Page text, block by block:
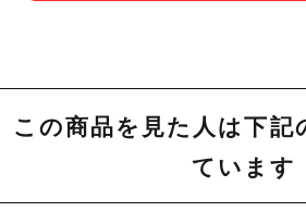
この商品を見た人は下記
ています